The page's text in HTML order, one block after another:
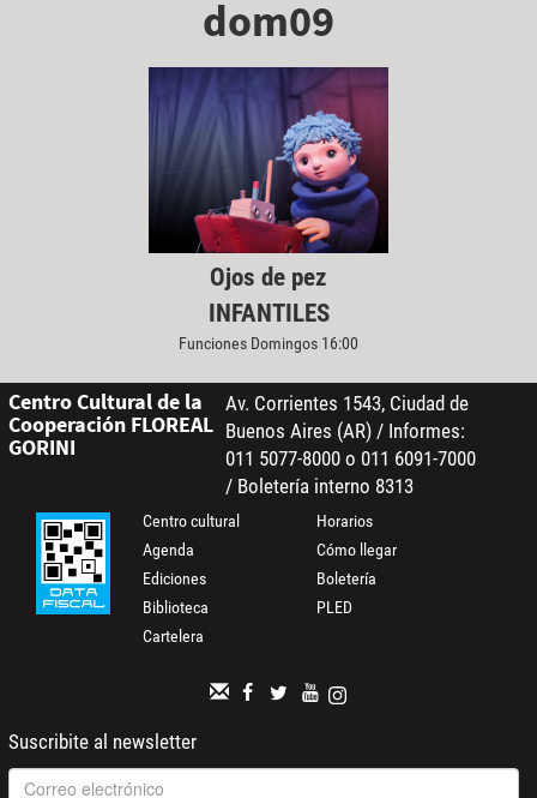
dom09
Ojos de pez
INFANTILES
Funciones Domingos 16:00
Centro Cultural de la
Cooperación FLOREAL
GORINI
Av. Corrientes 1543, Ciudad de
Buenos Aires (AR) / Informes:
011 5077-8000 o 011 6091-7000
/ Boletería interno 8313
Centro cultural
Agenda
Ediciones
Biblioteca
Cartelera
Horarios
Cómo llegar
Boletería
PLED
Suscribite al newsletter